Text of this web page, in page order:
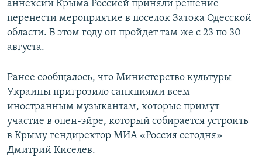
аннексии Крыма Россией приняли решение
перенести мероприятие в поселок Затока Одесской
области. В этом году он пройдет там же с 23 по 30
августа.
Ранее сообщалось, что Министерство культуры
Украины пригрозило санкциями всем
иностранным музыкантам, которые примут
участие в опен-эйре, который собирается устроить
в Крыму гендиректор МИА «Россия сегодня»
Дмитрий Киселев.